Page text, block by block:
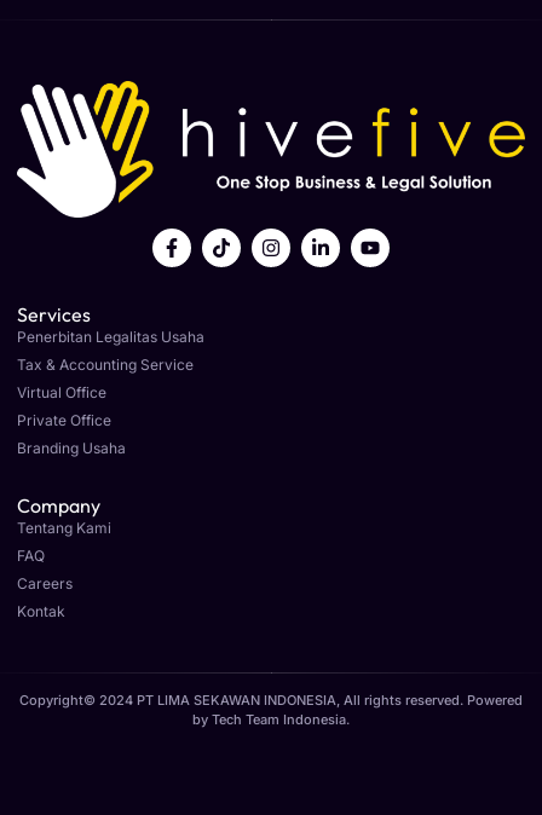
Services
Penerbitan Legalitas Usaha
Tax & Accounting Service
Virtual Office
Private Office
Branding Usaha
Company
Tentang Kami
FAQ
Careers
Kontak
Copyright© 2024 PT LIMA SEKAWAN INDONESIA, All rights reserved. Powered
by Tech Team Indonesia.